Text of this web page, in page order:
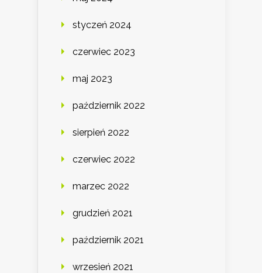
styczeń 2024
czerwiec 2023
maj 2023
październik 2022
sierpień 2022
czerwiec 2022
marzec 2022
grudzień 2021
październik 2021
wrzesień 2021